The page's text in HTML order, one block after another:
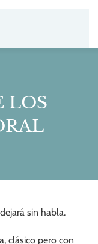
LOS
sin habla.
clásico pero con